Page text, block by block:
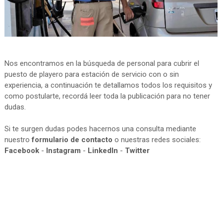
Nos encontramos en la búsqueda de personal para cubrir el
puesto de playero para estación de servicio con o sin
experiencia, a continuación te detallamos todos los requisitos y
como postularte, recordá leer toda la publicación para no tener
dudas.
Si te surgen dudas podes hacernos una consulta mediante
nuestroformulario de contacto o nuestras redes sociales:
Facebook- Instagram - LinkedIn - Twitter